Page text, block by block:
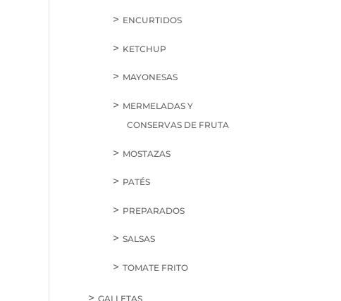
ENCURTIDOS
KETCHUP
MAYONESAS
MERMELADAS Y
CONSERVAS DE FRUTA
MOSTAZAS
PATÉS
PREPARADOS
SALSAS
TOMATE FRITO
GALLETAS